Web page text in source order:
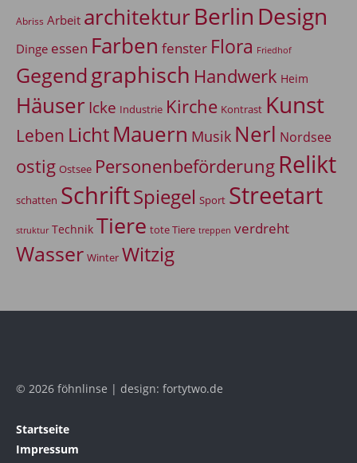
Abriss Arbeit architekturBerlin Design
Dinge essen Farben fenster Flora Friedhof
Gegendgraphisch Handwerk Heim
Häuser Icke Industrie Kirche Kontrast Kunst
Leben LichtMauern Musik Nerl Nordsee
ostig Ostsee Personenbeförderung Relikt
schatten SchriftSpiegel Sport Streetart
struktur Technik Tiere tote Tiere treppen verdreht
Wasser Winter Witzig
© 2026 föhnlinse | design: fortytwo.de
Startseite
Impressum